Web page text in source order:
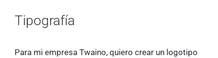
Tipografía
Para mi empresa Twaino, quiero crear un logotipo